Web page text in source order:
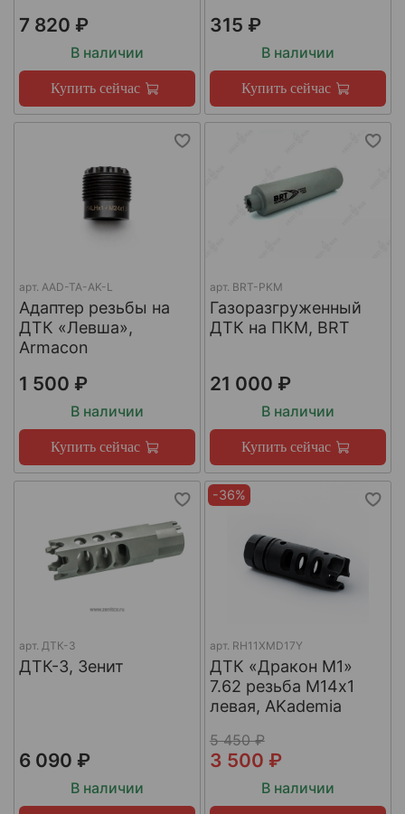
7 820 ₽
В наличии
Купить сейчас
315 ₽
В наличии
Купить сейчас
арт. AAD-TA-AK-L
Адаптер резьбы на
ДТК «Левша»,
Armacon
1 500 ₽
В наличии
Купить сейчас
арт. BRT-PKM
Газоразгруженный
ДТК на ПКМ, BRT
21 000 ₽
В наличии
Купить сейчас
арт. ДТК-3
ДТК-3, Зенит
6 090 ₽
В наличии
-36%
арт. RH11XMD17Y
ДТК «Дракон М1»
7.62 резьба М14х1
левая, AKademia
5 450 ₽
3 500 ₽
В наличии